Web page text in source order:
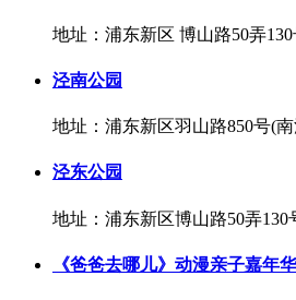
地址：浦东新区 博山路50弄
泾南公园
地址：浦东新区羽山路850号(
泾东公园
地址：浦东新区博山路50弄130
《爸爸去哪儿》动漫亲子嘉年